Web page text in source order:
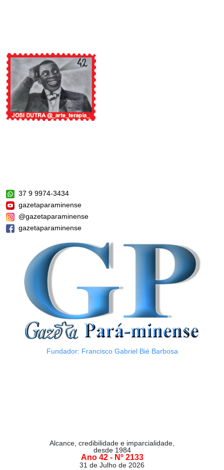
37 9 9974-3434
gazetaparaminense
@gazetaparaminense
gazetaparaminense
Fundador: Francisco Gabriel Bié Barbosa
Alcance, credibilidade e imparcialidade,
desde 1984
Ano 42 - Nº 2133
31 de Julho de 2026